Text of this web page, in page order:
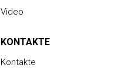
Video
KONTAKTE
Kontakte